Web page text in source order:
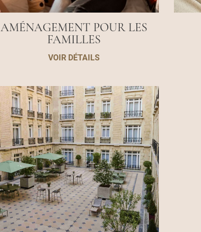
AMÉNAGEMENT POUR LES
FAMILLES
VOIR DÉTAILS